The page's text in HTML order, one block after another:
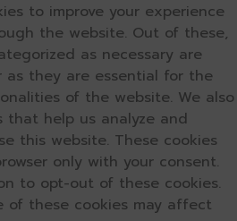
to improve your experience
the website. Out of these,
as necessary are
as they are essential for the
of the website. We also
that help us analyze and
this website. These cookies
only with your consent.
to opt-out of these cookies.
of these cookies may affect